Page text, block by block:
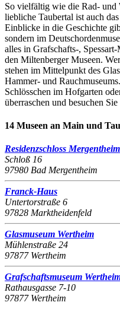
So vielfältig wie die Rad- und
liebliche Taubertal ist auch
Einblicke in die Geschichte
sondern im
alles in Grafschafts-,
den Miltenberger Museen.
stehen im Mittelpunkt des
Hammer- und
Schlösschen im Hofgarten
überraschen und besuchen
14 Museen an Main und
Residenzschloss Mergentheim
Schloß 16
97980 Bad Mergentheim
Franck-Haus
Untertorstraße 6
97828 Marktheidenfeld
Glasmuseum Wertheim
Mühlenstraße 24
97877 Wertheim
Grafschaftsmuseum
Rathausgasse 7-10
97877 Wertheim